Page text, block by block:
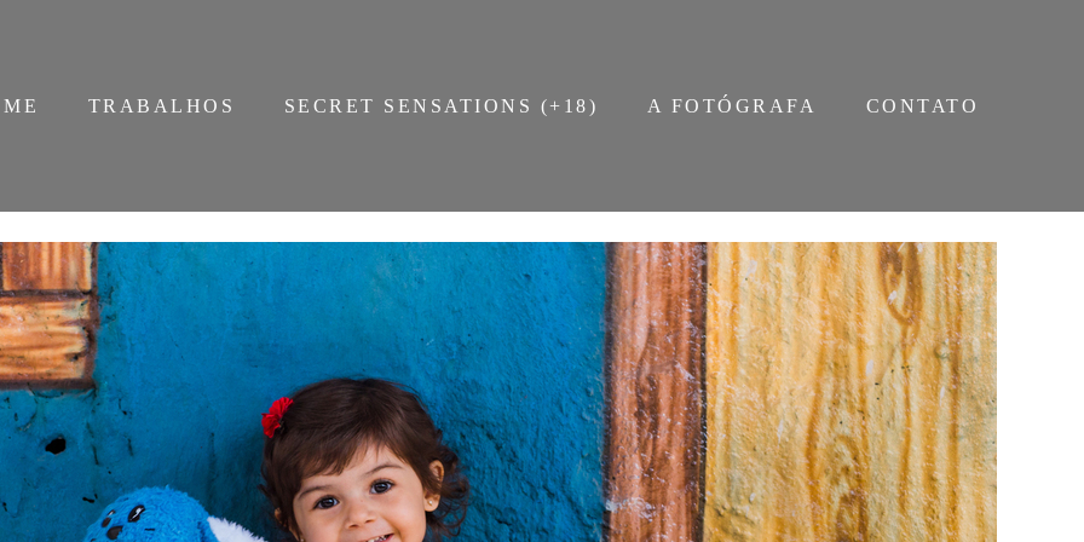
TRABALHOS SECRET SENSATIONS (+18) A FOTÓGRAFA CONTATO